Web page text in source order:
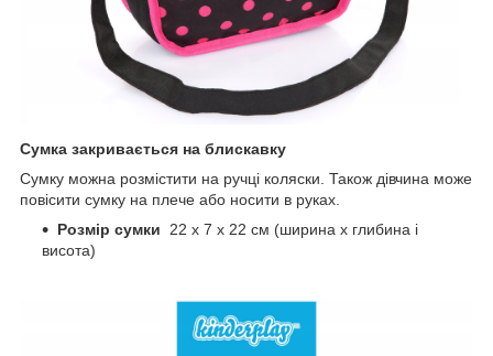
Сумка закривається на блискавку
Сумку можна розмістити на ручці коляски. Також дівчина може
повісити сумку на плече або носити в руках.
Розмір сумки 22 х 7 х 22 см (ширина х глибина і
висота)